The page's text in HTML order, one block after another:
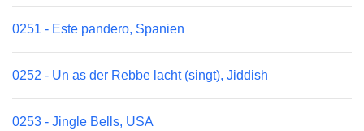
0251 - Este pandero, Spanien
0252 - Un as der Rebbe lacht (singt), Jiddish
0253 - Jingle Bells, USA